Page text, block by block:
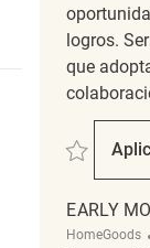
logros.
que
Salvar
EARLY
HomeGoods